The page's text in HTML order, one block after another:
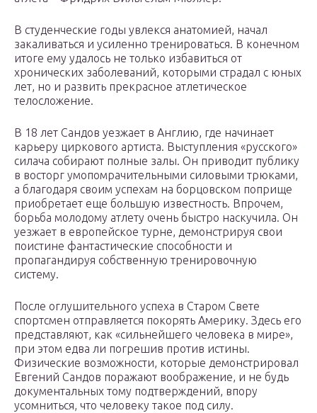
В студенческие годы увлекся анатомией, начал
закаливаться и усиленно тренироваться. В конечном
итоге ему удалось не только избавиться от
хронических заболеваний, которыми страдал с юных
лет, но и развить прекрасное атлетическое
телосложение.
В 18 лет Сандов уезжает в Англию, где начинает
карьеру циркового артиста. Выступления «русского»
силача собирают полные залы. Он приводит публику
в восторг умопомрачительными силовыми трюками,
а благодаря своим успехам на борцовском поприще
приобретает еще большую известность. Впрочем,
борьба молодому атлету очень быстро наскучила. Он
уезжает в европейское турне, демонстрируя свои
поистине фантастические способности и
пропагандируя собственную тренировочную
систему.
После оглушительного успеха в Старом Свете
спортсмен отправляется покорять Америку. Здесь его
представляют, как «сильнейшего человека в мире»,
при этом едва ли погрешив против истины.
Физические возможности, которые демонстрировал
Евгений Сандов поражают воображение, и не будь
документальных тому подтверждений, впору
усомниться, что человеку такое под силу.